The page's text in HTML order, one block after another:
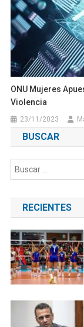
ONU Mujeres
Violencia
23/11/2023
BUSCAR
RECIENTES